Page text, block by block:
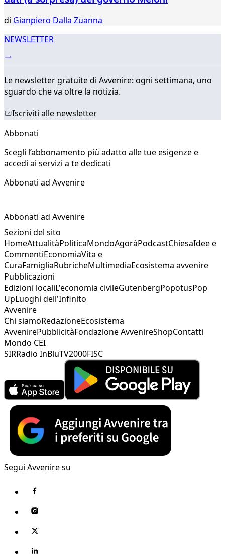
di Gianpiero Dalla Zuanna
NEWSLETTER
Le newsletter gratuite di Avvenire: ogni settimana, uno
sguardo che va oltre la notizia.
Iscriviti alle newsletter
Abbonati
Scegli l’abbonamento più adatto alle tue esigenze e
accedi ai servizi a te dedicati
Abbonati ad Avvenire
Abbonati ad Avvenire
Sezioni del sito
HomeAttualitàPoliticaMondoAgoràPodcastChiesaIdee e
CommentiEconomiaVita e
CuraFamigliaRubricheMultimediaEcosistema avvenire
Pubblicazioni
Edizioni localiL'economia civileGutenbergPopotusPop
UpLuoghi dell'Infinito
Avvenire
Chi siamoRedazioneEcosistema
AvvenirePubblicitàFondazione AvvenireShopContatti
Mondo CEI
SIRRadio InBluTV2000FISC
Segui Avvenire su